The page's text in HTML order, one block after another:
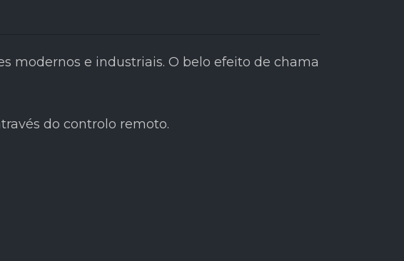
modernos e industriais. O belo efeito de chama
do controlo remoto.